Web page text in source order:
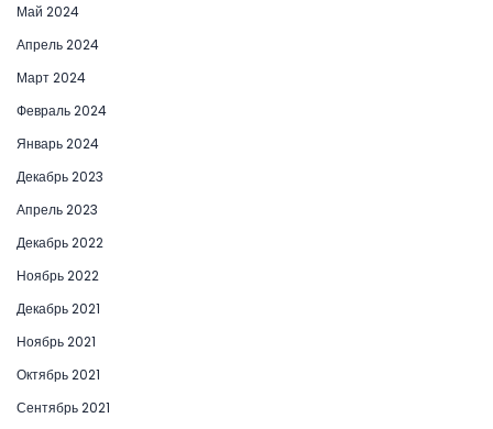
Май 2024
Апрель 2024
Март 2024
Февраль 2024
Январь 2024
Декабрь 2023
Апрель 2023
Декабрь 2022
Ноябрь 2022
Декабрь 2021
Ноябрь 2021
Октябрь 2021
Сентябрь 2021